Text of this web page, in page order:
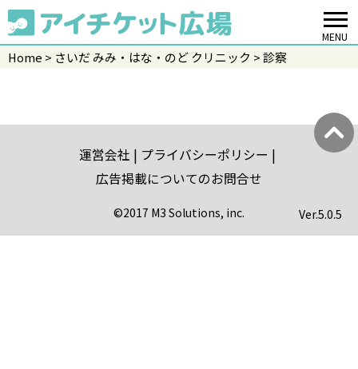
MENU
Home さいだ みみ・はな・のど クリニック 診察
運営会社
プライバシーポリシー
広告掲載についてのお問合せ
©2017 M3 Solutions, inc. Ver.5.0.5